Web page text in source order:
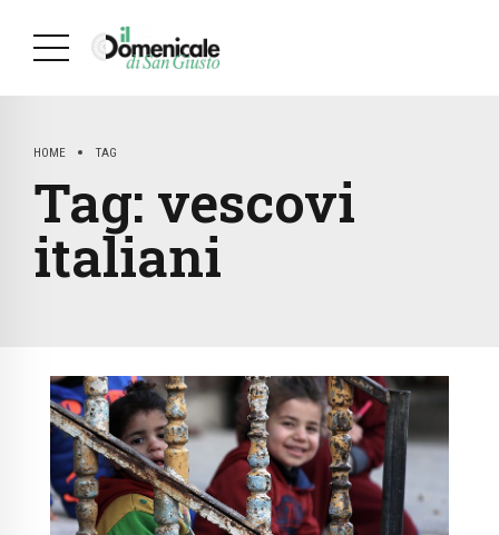
HOME TAG
Tag: vescovi
italiani